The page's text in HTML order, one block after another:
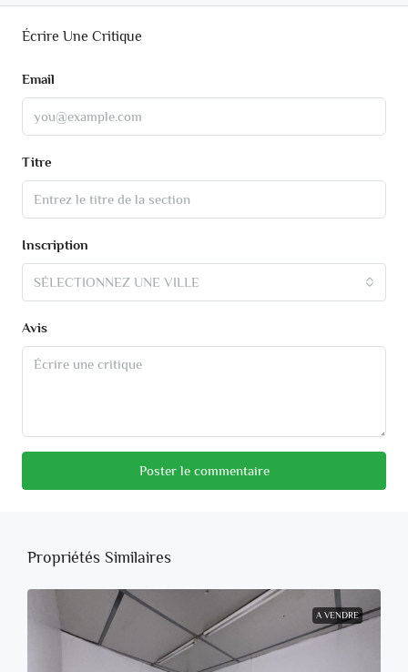
Écrire Une Critique
Email
Titre
Inscription
SÉLECTIONNEZ UNE VILLE
Avis
Poster le commentaire
Propriétés Similaires
A VENDRE